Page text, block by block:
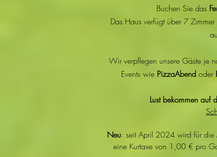
Buchen Sie das
Das Haus verfügt über 7
Wir verpflegen unsere Gäste je
Events wie PizzaAbend oder
Lust bekommen auf
Neu: seit April 2024 wird für die
eine Kurtaxe von 1,00 € pro